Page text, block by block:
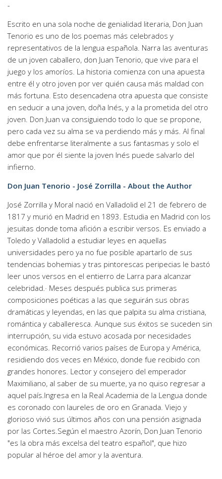
-
Escrito en una sola noche de genialidad literaria, Don Juan
Tenorio es uno de los poemas más celebrados y
representativos de la lengua española. Narra las aventuras
de un joven caballero, don Juan Tenorio, que vive para el
juego y los amoríos. La historia comienza con una apuesta
entre él y otro joven por ver quién causa más maldad con
más fortuna. Esto desencadena otra apuesta que consiste
en seducir a una joven, doña Inés, y a la prometida del otro
joven. Don Juan va consiguiendo todo lo que se propone,
pero cada vez su alma se va perdiendo más y más. Al final
debe enfrentarse literalmente a sus fantasmas y solo el
amor que por él siente la joven Inés puede salvarlo del
infierno.
Don Juan Tenorio - José Zorrilla - About the Author
José Zorrilla y Moral nació en Valladolid el 21 de febrero de
1817 y murió en Madrid en 1893. Estudia en Madrid con los
jesuitas donde toma afición a escribir versos. Es enviado a
Toledo y Valladolid a estudiar leyes en aquellas
universidades pero ya no fue posible apartarlo de sus
tendencias bohemias y tras pintorescas peripecias le bastó
leer unos versos en el entierro de Larra para alcanzar
celebridad.· Meses después publica sus primeras
composiciones poéticas a las que seguirán sus obras
dramáticas y leyendas, en las que palpita su alma cristiana,
romántica y caballeresca. Aunque sus éxitos se suceden sin
interrupción, su vida estuvo acosada por necesidades
económicas. Recorrió varios países de Europa y América,
residiendo dos veces en México, donde fue recibido con
grandes honores. Lector y consejero del emperador
Maximiliano, al saber de su muerte, ya no quiso regresar a
aquel país.Ingresa en la Real Academia de la Lengua donde
es coronado con laureles de oro en Granada. Viejo y
glorioso vivió sus últimos años con una pensión asignada
por las Cortes.Según el maestro Azorín, Don Juan Tenorio
"es la obra más excelsa del teatro español", que hizo
popular al héroe del amor y la aventura.